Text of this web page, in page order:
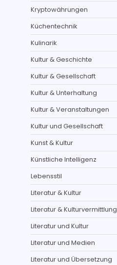
Kryptowährungen
Küchentechnik
Kulinarik
Kultur & Geschichte
Kultur & Gesellschaft
Kultur & Unterhaltung
Kultur & Veranstaltungen
Kultur und Gesellschaft
Kunst & Kultur
Künstliche Intelligenz
Lebensstil
Literatur & Kultur
Literatur & Kulturvermittlung
Literatur und Kultur
Literatur und Medien
Literatur und Übersetzung